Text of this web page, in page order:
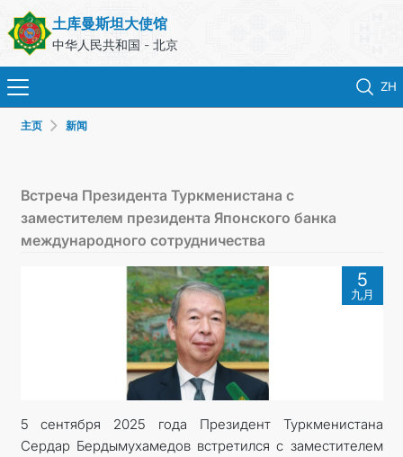
土库曼斯坦大使馆
中华人民共和国 - 北京
ZH
土库曼斯坦
领事服务
外交部
联系我们
主页 新闻
Встреча Президента Туркменистана с
заместителем президента Японского банка
международного сотрудничества
5
九月
5 сентября 2025 года Президент Туркменистана
Сердар Бердымухамедов встретился с заместителем